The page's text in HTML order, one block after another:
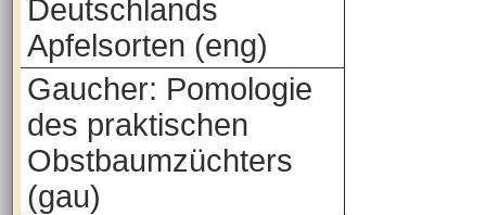
Deutschlands
Apfelsorten (eng)
Gaucher: Pomologie
des praktischen
Obstbaumzüchters
(gau)